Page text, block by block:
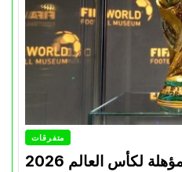
متفرقات
لكأس العالم 2026